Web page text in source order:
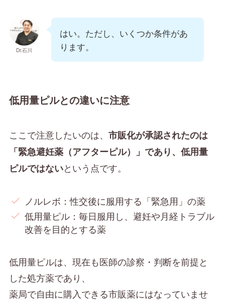
Dr.石川
はい。ただし、いくつか条件があ
ります。
低用量ピルとの違いに注意
ここで注意したいのは、 市販化が承認されたのは
「緊急避妊薬（アフターピル）」であり、低用量
ピルではないという点です。
ノルレボ：性交後に服用する「緊急用」の薬
低用量ピル：毎日服用し、避妊や月経トラブル
改善を目的とする薬
低用量ピルは、現在も医師の診察・判断を前提と
した処方薬であり、
薬局で自由に購入できる市販薬にはなっていませ